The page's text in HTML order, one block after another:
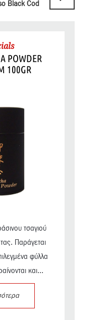
Black Cod
POWDER
100GR
τσαγιού
Παράγεται
φύλλα
και...